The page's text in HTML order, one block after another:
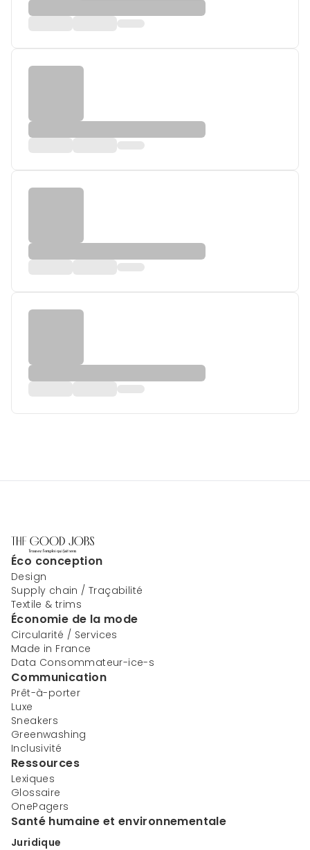
Éco conception
Design
Supply chain / Traçabilité
Textile & trims
Économie de la mode
Circularité / Services
Made in France
Data Consommateur-ice-s
Communication
Prêt-à-porter
Luxe
Sneakers
Greenwashing
Inclusivité
Ressources
Lexiques
Glossaire
OnePagers
Santé humaine et environnementale
Juridique